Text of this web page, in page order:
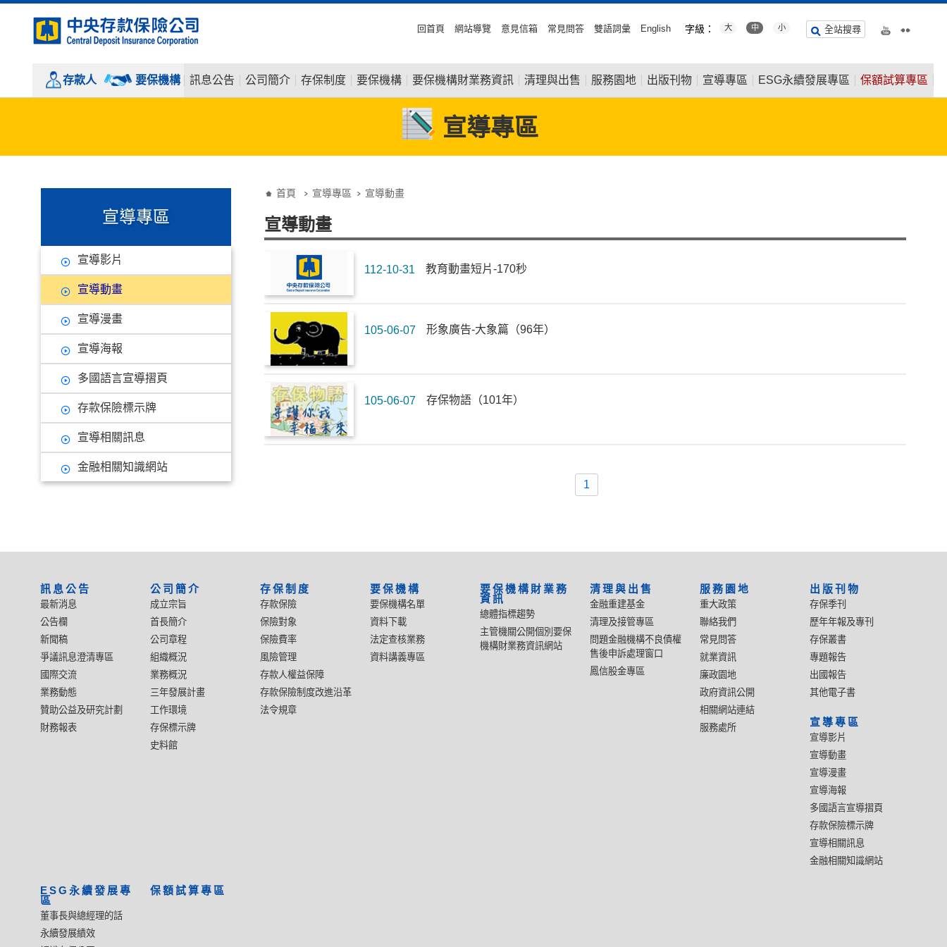
回首頁 網站導覽 意見信箱 常見問答 雙語詞彙 English 字級： 大 中 小 全站搜尋
存款人 要保機構 訊息公告 公司簡介 存保制度 要保機構 要保機構財業務資訊 清理與出售 服務園地 出版刊物 宣導專區 ESG永續發展專區 保額試算專區
宣導專區
宣導專區
宣導影片
宣導動畫
宣導漫畫
宣導海報
多國語言宣導摺頁
存款保險標示牌
宣導相關訊息
金融相關知識網站
首頁 宣導專區 宣導動畫
宣導動畫
112-10-31 教育動畫短片-170秒
105-06-07 形象廣告-大象篇（96年）
105-06-07 存保物語（101年）
1
訊息公告
最新消息
公告欄
新聞稿
爭議訊息澄清專區
國際交流
業務動態
贊助公益及研究計劃
財務報表
公司簡介
成立宗旨
首長簡介
公司章程
組織概況
業務概況
三年發展計畫
工作環境
存保標示牌
史料館
存保制度
存款保險
保險對象
保險費率
風險管理
存款人權益保障
存款保險制度改進沿革
法令規章
要保機構
要保機構名單
資料下載
法定查核業務
資料講義專區
要保機構財業務
資訊
總體指標趨勢
主管機關公開個別要保
機構財業務資訊網站
清理與出售
金融重建基金
清理及接管專區
問題金融機構不良債權
售後申訴處理窗口
鳳信股金專區
服務園地
重大政策
聯絡我們
常見問答
就業資訊
廉政園地
政府資訊公開
相關網站連結
服務處所
出版刊物
存保季刊
歷年年報及專刊
存保叢書
專題報告
出國報告
其他電子書
宣導專區
宣導影片
宣導動畫
宣導漫畫
宣導海報
多國語言宣導摺頁
存款保險標示牌
宣導相關訊息
金融相關知識網站
ESG永續發展專
區
董事長與總經理的話
永續發展績效
保額試算專區